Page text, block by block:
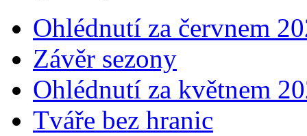
Ohlédnutí za červnem
Závěr sezony
Ohlédnutí za květnem
Tváře bez hranic